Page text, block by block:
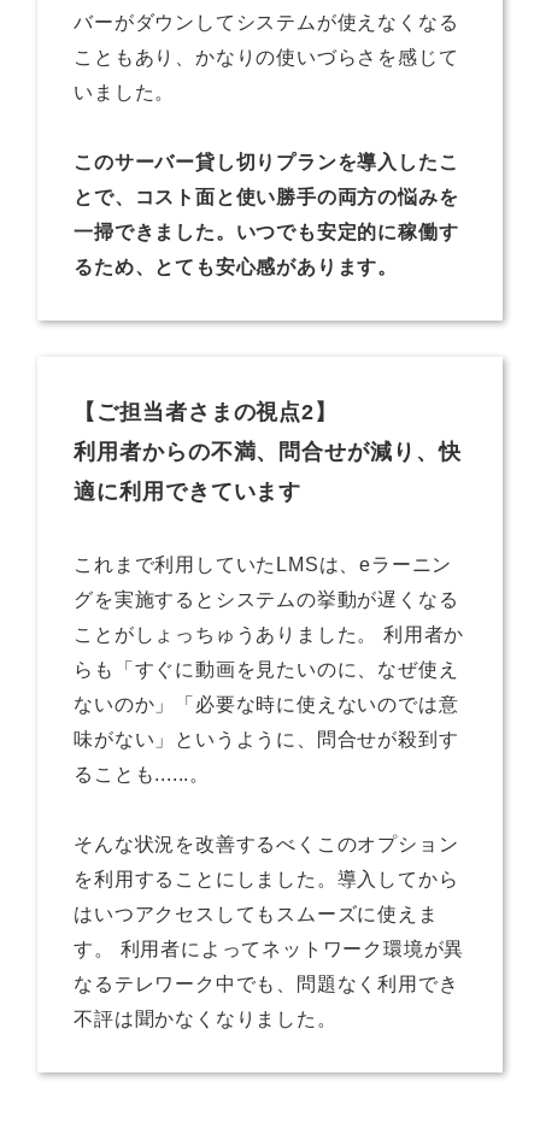
バーがダウンしてシステムが使えなくなる
こともあり、かなりの使いづらさを感じて
いました。
このサーバー貸し切りプランを導入したこ
とで、コスト面と使い勝手の両方の悩みを
一掃できました。いつでも安定的に稼働す
るため、とても安心感があります。
【ご担当者さまの視点2】
利用者からの不満、問合せが減り、快
適に利用できています
これまで利用していたLMSは、eラーニン
グを実施するとシステムの挙動が遅くなる
ことがしょっちゅうありました。 利用者か
らも「すぐに動画を見たいのに、なぜ使え
ないのか」「必要な時に使えないのでは意
味がない」というように、問合せが殺到す
ることも......。
そんな状況を改善するべくこのオプション
を利用することにしました。導入してから
はいつアクセスしてもスムーズに使えま
す。 利用者によってネットワーク環境が異
なるテレワーク中でも、問題なく利用でき
不評は聞かなくなりました。